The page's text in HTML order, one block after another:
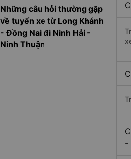
Những câu hỏi thường gặp
về tuyến xe từ Long Khánh
- Đồng Nai đi Ninh Hải -
Ninh Thuận
-